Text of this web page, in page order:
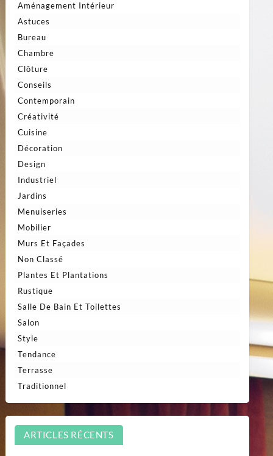
Aménagement Intérieur
Astuces
Bureau
Chambre
Clôture
Conseils
Contemporain
Créativité
Cuisine
Décoration
Design
Industriel
Jardins
Menuiseries
Mobilier
Murs Et Façades
Non Classé
Plantes Et Plantations
Rustique
Salle De Bain Et Toilettes
Salon
Style
Tendance
Terrasse
Traditionnel
ARTICLES RÉCENTS